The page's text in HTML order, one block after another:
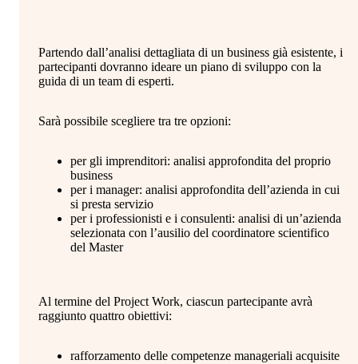
Partendo dall’analisi dettagliata di un business già esistente, i
partecipanti dovranno ideare un piano di sviluppo con la
guida di un team di esperti.
Sarà possibile scegliere tra tre opzioni:
per gli imprenditori: analisi approfondita del proprio
business
per i manager: analisi approfondita dell’azienda in cui
si presta servizio
per i professionisti e i consulenti: analisi di un’azienda
selezionata con l’ausilio del coordinatore scientifico
del Master
Al termine del Project Work, ciascun partecipante avrà
raggiunto quattro obiettivi:
rafforzamento delle competenze manageriali acquisite